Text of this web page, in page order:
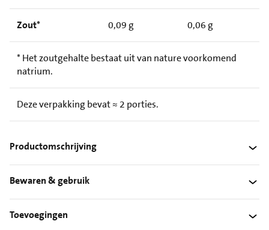
Zout* 0,09 g 0,06 g
* Het zoutgehalte bestaat uit van nature voorkomend
natrium.
Deze verpakking bevat ≈ 2 porties.
Productomschrijving
Bewaren & gebruik
Toevoegingen